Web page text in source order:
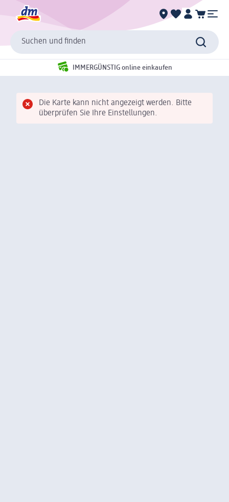
Suchen und finden
IMMERGÜNSTIG online einkaufen
Die Karte kann nicht angezeigt werden. Bitte
überprüfen Sie Ihre Einstellungen.